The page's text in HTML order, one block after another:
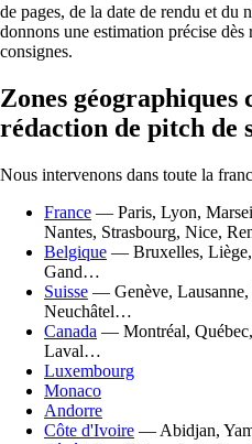
de pages, de la date de rendu et du
donnons une estimation précise
consignes.
Zones géographiques
rédaction de pitch de
Nous intervenons dans toute la
France — Paris, Lyon,
Nantes, Strasbourg, Nice,
Belgique — Bruxelles,
Gand…
Suisse — Genève,
Neuchâtel…
Canada — Montréal,
Laval…
Luxembourg
Monaco
Andorre
Côte d'Ivoire — Abidjan,